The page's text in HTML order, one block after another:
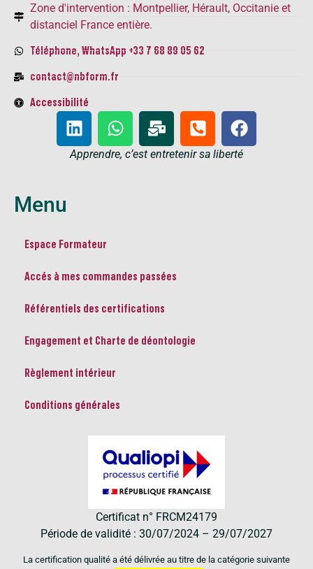
Zone d'intervention : Montpellier, Hérault, Occitanie et
distanciel France entière.
Téléphone, WhatsApp +33 7 68 89 05 62
contact@nbform.fr
Accessibilité
Apprendre, c’est entretenir sa liberté​
Menu
Espace Formateur
Accés à mes commandes passées
Référentiels des certifications
Engagement et Charte de déontologie
Règlement intérieur
Conditions générales
Certificat n° FRCM24179
Période de validité : 30/07/2024 – 29/07/2027
La certification qualité a été délivrée au titre de la catégorie suivante